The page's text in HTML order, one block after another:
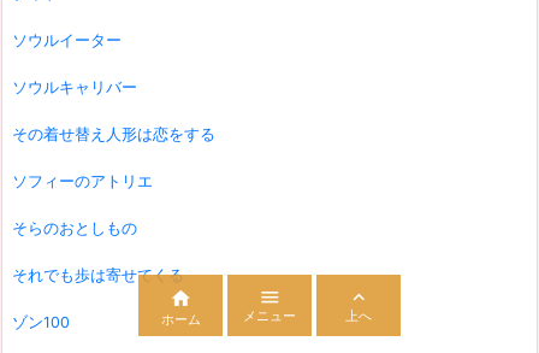
ソウルイーター
ソウルキャリバー
その着せ替え人形は恋をする
ソフィーのアトリエ
そらのおとしもの
それでも歩は寄せてくる
ゾン100

ホーム

メニュー

上へ